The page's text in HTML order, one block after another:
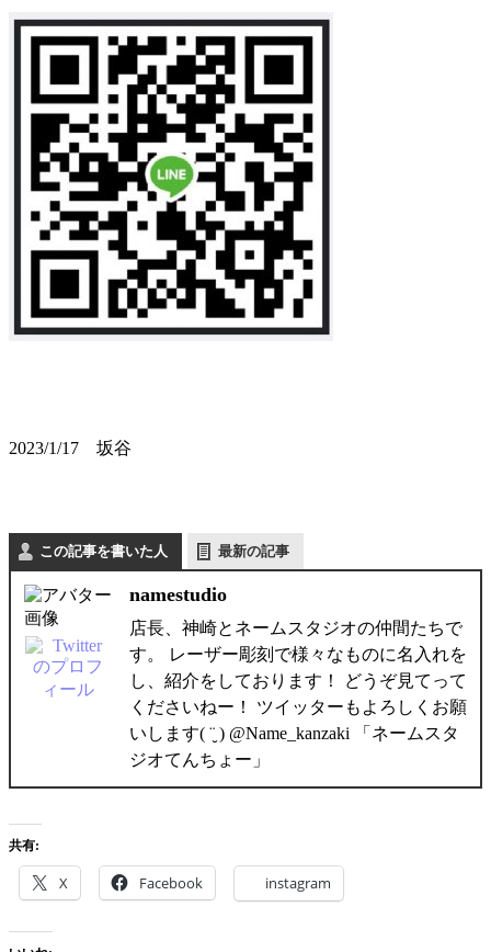
2023/1/17 坂谷
この記事を書いた人 最新の記事
namestudio
店長、神崎とネームスタジオの仲間たちで
す。 レーザー彫刻で様々なものに名入れを
し、紹介をしております！ どうぞ見てって
くださいねー！ ツイッターもよろしくお願
いします( ¨̮ ) @Name_kanzaki 「ネームスタ
ジオてんちょー」
共有:
X Facebook instagram